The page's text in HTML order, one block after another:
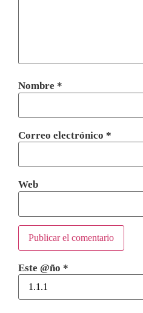
Nombre *
Correo electrónico *
Web
Este @ño *